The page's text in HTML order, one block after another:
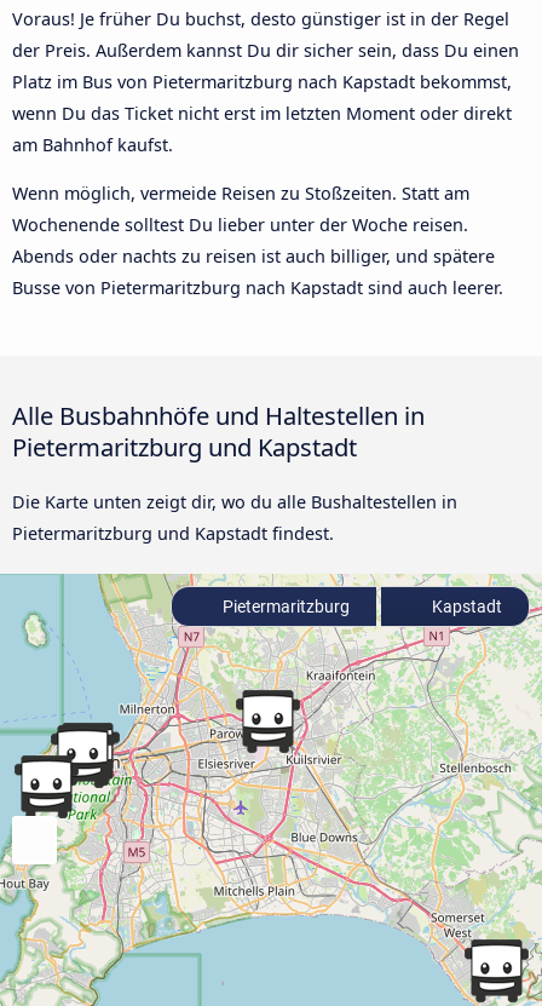
Voraus! Je früher Du buchst, desto günstiger ist in der Regel
der Preis. Außerdem kannst Du dir sicher sein, dass Du einen
Platz im Bus von Pietermaritzburg nach Kapstadt bekommst,
wenn Du das Ticket nicht erst im letzten Moment oder direkt
am Bahnhof kaufst.
Wenn möglich, vermeide Reisen zu Stoßzeiten. Statt am
Wochenende solltest Du lieber unter der Woche reisen.
Abends oder nachts zu reisen ist auch billiger, und spätere
Busse von Pietermaritzburg nach Kapstadt sind auch leerer.
Alle Busbahnhöfe und Haltestellen in
Pietermaritzburg und Kapstadt
Die Karte unten zeigt dir, wo du alle Bushaltestellen in
Pietermaritzburg und Kapstadt findest.
Pietermaritzburg Kapstadt